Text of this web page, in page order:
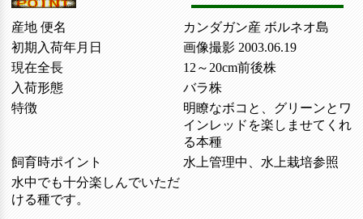
産地 便名
カンダガン産 ボルネオ島
初期入荷年月日
画像撮影 2003.06.19
現在全長
12～20cm前後株
入荷形態
バラ株
特徴
明瞭なボコと、グリーンとワ
インレッドを楽しませてくれ
る本種
飼育時ポイント
水上管理中、水上栽培参照
水中でも十分楽しんでいただ
ける種です。